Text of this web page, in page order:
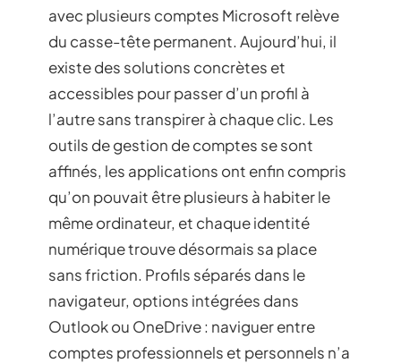
avec plusieurs comptes Microsoft relève
du casse-tête permanent. Aujourd’hui, il
existe des solutions concrètes et
accessibles pour passer d’un profil à
l’autre sans transpirer à chaque clic. Les
outils de gestion de comptes se sont
affinés, les applications ont enfin compris
qu’on pouvait être plusieurs à habiter le
même ordinateur, et chaque identité
numérique trouve désormais sa place
sans friction. Profils séparés dans le
navigateur, options intégrées dans
Outlook ou OneDrive : naviguer entre
comptes professionnels et personnels n’a